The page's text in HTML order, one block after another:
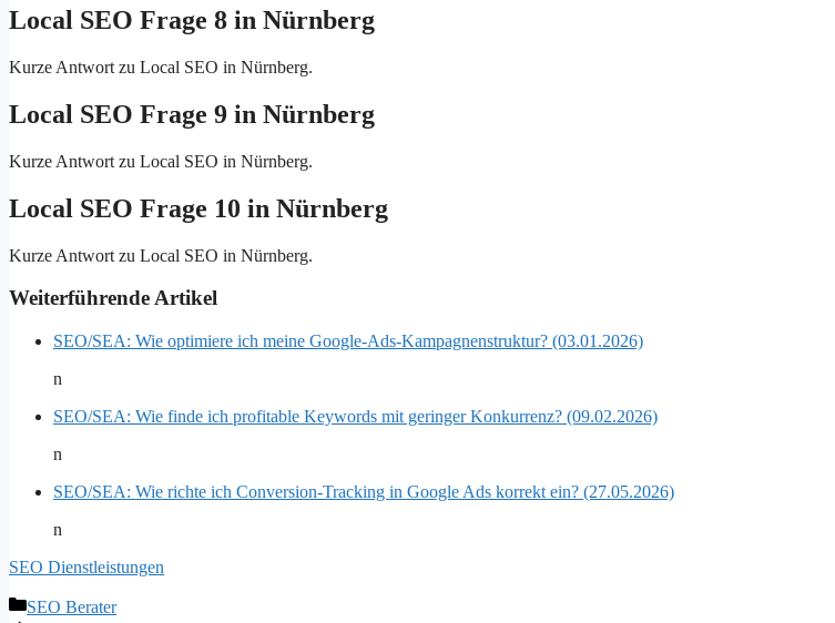
Local SEO Frage 8 in Nürnberg
Kurze Antwort zu Local SEO in Nürnberg.
Local SEO Frage 9 in Nürnberg
Kurze Antwort zu Local SEO in Nürnberg.
Local SEO Frage 10 in Nürnberg
Kurze Antwort zu Local SEO in Nürnberg.
Weiterführende Artikel
SEO/SEA: Wie optimiere ich meine Google-Ads-Kampagnenstruktur? (03.01.2026)
n
SEO/SEA: Wie finde ich profitable Keywords mit geringer Konkurrenz? (09.02.2026)
n
SEO/SEA: Wie richte ich Conversion-Tracking in Google Ads korrekt ein? (27.05.2026)
n
SEO Dienstleistungen
Kategorien
SEO Berater